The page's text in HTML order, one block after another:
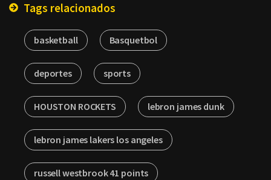
Tags relacionados
basketball Basquetbol
deportes sports
HOUSTON ROCKETS lebron james dunk
lebron james lakers los angeles
russell westbrook 41 points